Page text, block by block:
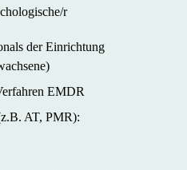
r
der Einrichtung
EMDR
AT, PMR):